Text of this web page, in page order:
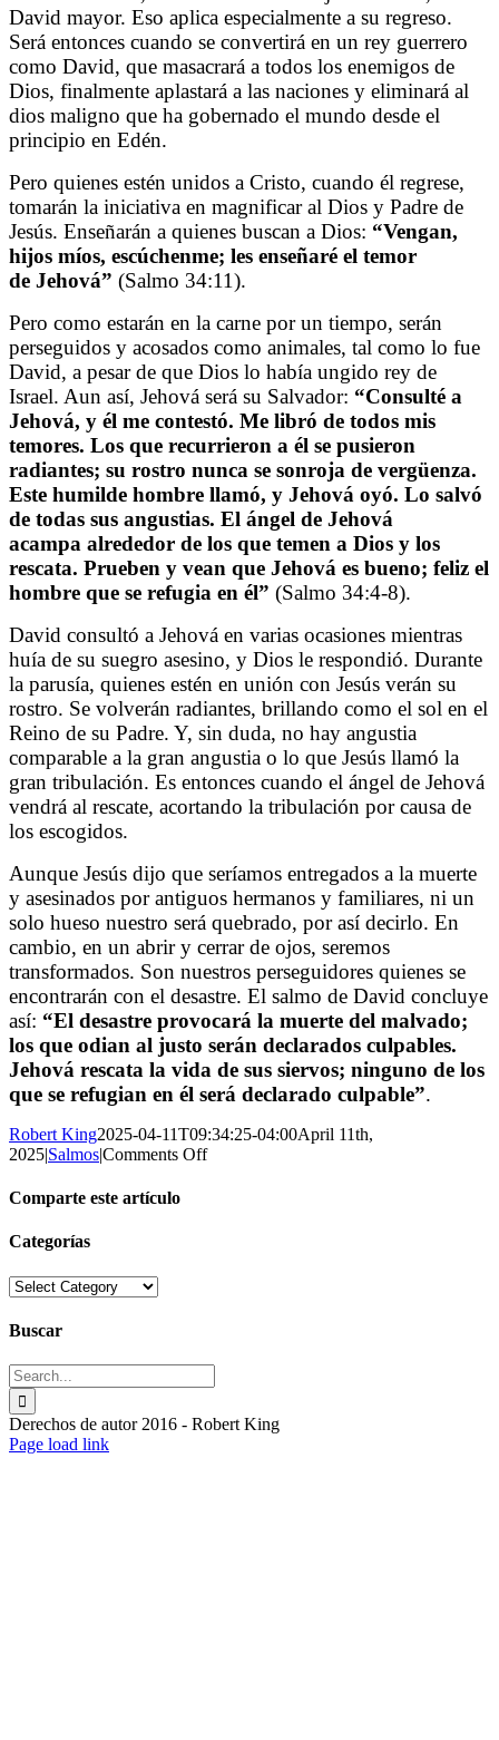
David mayor. Eso aplica especialmente a su regreso.
Será entonces cuando se convertirá en un rey guerrero
como David, que masacrará a todos los enemigos de
Dios, finalmente aplastará a las naciones y eliminará al
dios maligno que ha gobernado el mundo desde el
principio en Edén.
Pero quienes estén unidos a Cristo, cuando él regrese,
tomarán la iniciativa en magnificar al Dios y Padre de
Jesús. Enseñarán a quienes buscan a Dios: “Vengan,
hijos míos, escúchenme; les enseñaré el temor
de Jehová” (Salmo 34:11).
Pero como estarán en la carne por un tiempo, serán
perseguidos y acosados ​​como animales, tal como lo fue
David, a pesar de que Dios lo había ungido rey de
Israel. Aun así, Jehová será su Salvador: “Consulté a
Jehová, y él me contestó. Me libró de todos mis
temores. Los que recurrieron a él se pusieron
radiantes; su rostro nunca se sonroja de vergüenza.
Este humilde hombre llamó, y Jehová oyó. Lo salvó
de todas sus angustias. El ángel de Jehová
acampa alrededor de los que temen a Dios y los
rescata. Prueben y vean que Jehová es bueno; feliz el
hombre que se refugia en él” (Salmo 34:4-8).
David consultó a Jehová en varias ocasiones mientras
huía de su suegro asesino, y Dios le respondió. Durante
la parusía, quienes estén en unión con Jesús verán su
rostro. Se volverán radiantes, brillando como el sol en el
Reino de su Padre. Y, sin duda, no hay angustia
comparable a la gran angustia o lo que Jesús llamó la
gran tribulación. Es entonces cuando el ángel de Jehová
vendrá al rescate, acortando la tribulación por causa de
los escogidos.
Aunque Jesús dijo que seríamos entregados a la muerte
y asesinados por antiguos hermanos y familiares, ni un
solo hueso nuestro será quebrado, por así decirlo. En
cambio, en un abrir y cerrar de ojos, seremos
transformados. Son nuestros perseguidores quienes se
encontrarán con el desastre. El salmo de David concluye
así: “El desastre provocará la muerte del malvado;
los que odian al justo serán declarados culpables.
Jehová rescata la vida de sus siervos; ninguno de los
que se refugian en él será declarado culpable”.
Robert King2025-04-11T09:34:25-04:00April 11th,
2025|Salmos|Comments Offon
Comparte este artículo
Facebook
X
Reddit
Tumblr
Pinterest
Vk
Email
Categorías
Categorías
Buscar
Search
for:
Derechos de autor 2016 - Robert King
Toggle
Page load link